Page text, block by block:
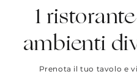
1
ambienti
Prenota il tuo tavolo e